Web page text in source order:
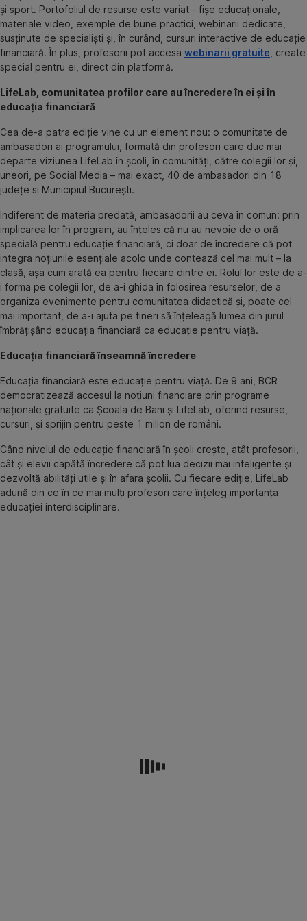
și sport. Portofoliul de resurse este variat - fișe educaționale,
materiale video, exemple de bune practici, webinarii dedicate,
susținute de specialiști și, în curând, cursuri interactive de educație
financiară. În plus, profesorii pot accesa webinarii gratuite , create
special pentru ei, direct din platformă.
LifeLab, comunitatea profilor care au încredere în ei și în
educația financiară
Cea de-a patra ediție vine cu un element nou: o comunitate de
ambasadori ai programului, formată din profesori care duc mai
departe viziunea LifeLab în școli, în comunități, către colegii lor și,
uneori, pe Social Media – mai exact, 40 de ambasadori din 18
județe si Municipiul București.
Indiferent de materia predată, ambasadorii au ceva în comun: prin
implicarea lor în program, au înțeles că nu au nevoie de o oră
specială pentru educație financiară, ci doar de încredere că pot
integra noțiunile esențiale acolo unde contează cel mai mult – la
clasă, așa cum arată ea pentru fiecare dintre ei. Rolul lor este de a-
i forma pe colegii lor, de a-i ghida în folosirea resurselor, de a
organiza evenimente pentru comunitatea didactică și, poate cel
mai important, de a-i ajuta pe tineri să înțeleagă lumea din jurul
îmbrățișând educația financiară ca educație pentru viață.
Educația financiară înseamnă încredere
Educația financiară este educație pentru viață. De 9 ani, BCR
democratizează accesul la noțiuni financiare prin programe
naționale gratuite ca Școala de Bani și LifeLab, oferind resurse,
cursuri, și sprijin pentru peste 1 milion de români.
Când nivelul de educație financiară în școli crește, atât profesorii,
cât și elevii capătă încredere că pot lua decizii mai inteligente și
dezvoltă abilități utile și în afara școlii. Cu fiecare ediție, LifeLab
adună din ce în ce mai mulți profesori care înțeleg importanța
educației interdisciplinare.